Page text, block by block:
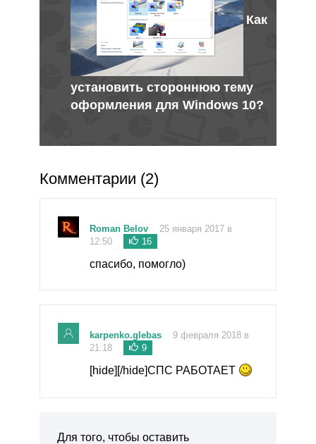
Как
установить стороннюю тему
оформления для Windows 10?
Комментарии (2)
Roman Belov
25 января 2017 в
12:50
16
спасибо, помогло)
karpenko.glebas
9 февраля 2018 в
21:18
9
[hide][/hide]СПС РАБОТАЕТ
Для того, чтобы оставить